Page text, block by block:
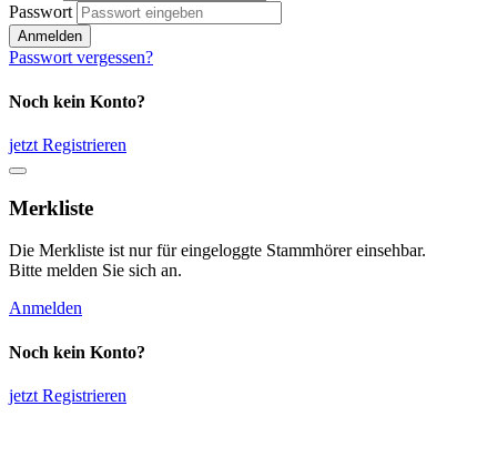
Passwort
Anmelden
Passwort vergessen?
Noch kein Konto?
jetzt Registrieren
Merkliste
Die Merkliste ist nur für eingeloggte Stammhörer einsehbar.
Bitte melden Sie sich an.
Anmelden
Noch kein Konto?
jetzt Registrieren